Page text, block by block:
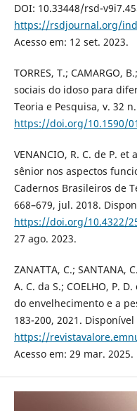
DOI: 10.33448/rsd-
https://rsdjournal.org/
Acesso em: 12 set. 2023.
TORRES, T.; CAMARGO,
sociais do idoso para
Teoria e Pesquisa, v. 32
https://doi.org/10.1590/
VENANCIO, R. C. de P.
sênior nos aspectos
Cadernos Brasileiros de
668–679, jul. 2018.
https://doi.org/10.4322/
27 ago. 2023.
ZANATTA, C.; SANTANA,
A. C. da S.; COELHO, P.
do envelhecimento e a
183-200, 2021. Disponível
https://
Acesso em: 29 mar. 2025.